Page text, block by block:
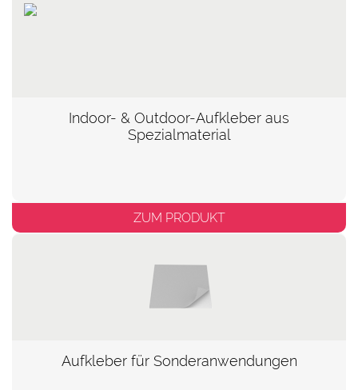
Indoor- & Outdoor-Aufkleber aus
Spezialmaterial
ZUM PRODUKT
Aufkleber für Sonderanwendungen